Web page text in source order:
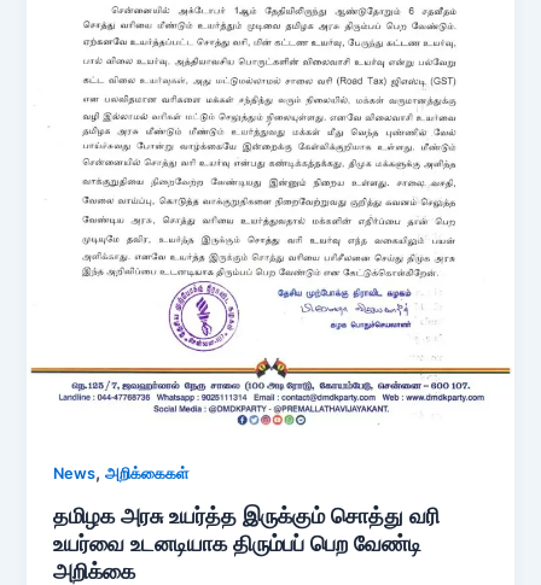
News,அறிக்கைகள்
தமிழக அரசு உயர்த்த இருக்கும் சொத்து வரி
உயர்வை உடனடியாக திரும்பப் பெற வேண்டி
அறிக்கை